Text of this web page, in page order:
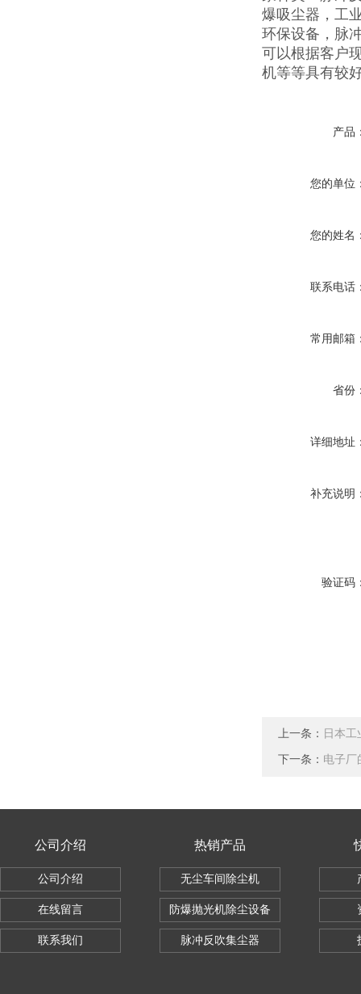
爆吸尘器，工
环保设备，脉
可以根据客户
机等等具有较
产品
您的单位
您的姓名
联系电话
常用邮箱
省份
详细地址
补充说明
验证码
上一条： 日本工
下一条： 电子厂
公司介绍
公司介绍
在线留言
联系我们
热销产品
无尘车间除尘机
防爆抛光机除尘设备
脉冲反吹集尘器